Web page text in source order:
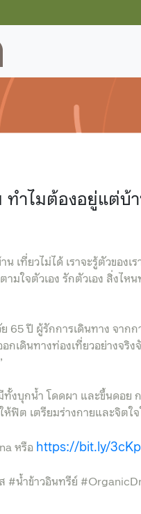
ำไมต้องอยู่แต่บ้
เที่ยวไม่ได้ เราจะรู้ตัวของเ
มใจตัวเอง รักตัวเอง สิ่งไ
65 ปี ผู้รักการเดินทาง จา
เดินทางท่องเที่ยวอย่างจริ
งบุกน้ำ โดดผา และขึ้นดอย
ฟิต เตรียมร่างกายและจิตใ
หรือ https://bit.ly/
#น้ำข้าวอินทรีย์